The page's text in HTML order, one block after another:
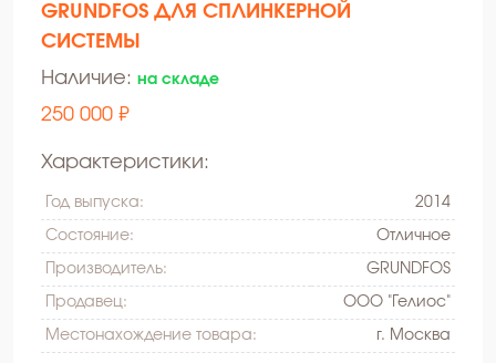
GRUNDFOS ДЛЯ СПЛИНКЕРНОЙ
СИСТЕМЫ
Наличие: на складе
250 000 ₽
Характеристики:
Год выпуска: 2014
Состояние: Oтличное
Производитель: GRUNDFOS
Продавец: ООО "Гелиос"
Местонахождение товара: г. Москва